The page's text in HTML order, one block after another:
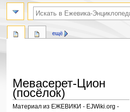
Мевасерет-Цион
(посёлок)
Материал из ЕЖЕВИКИ - EJWiki.org -
ещё
поиск по словам